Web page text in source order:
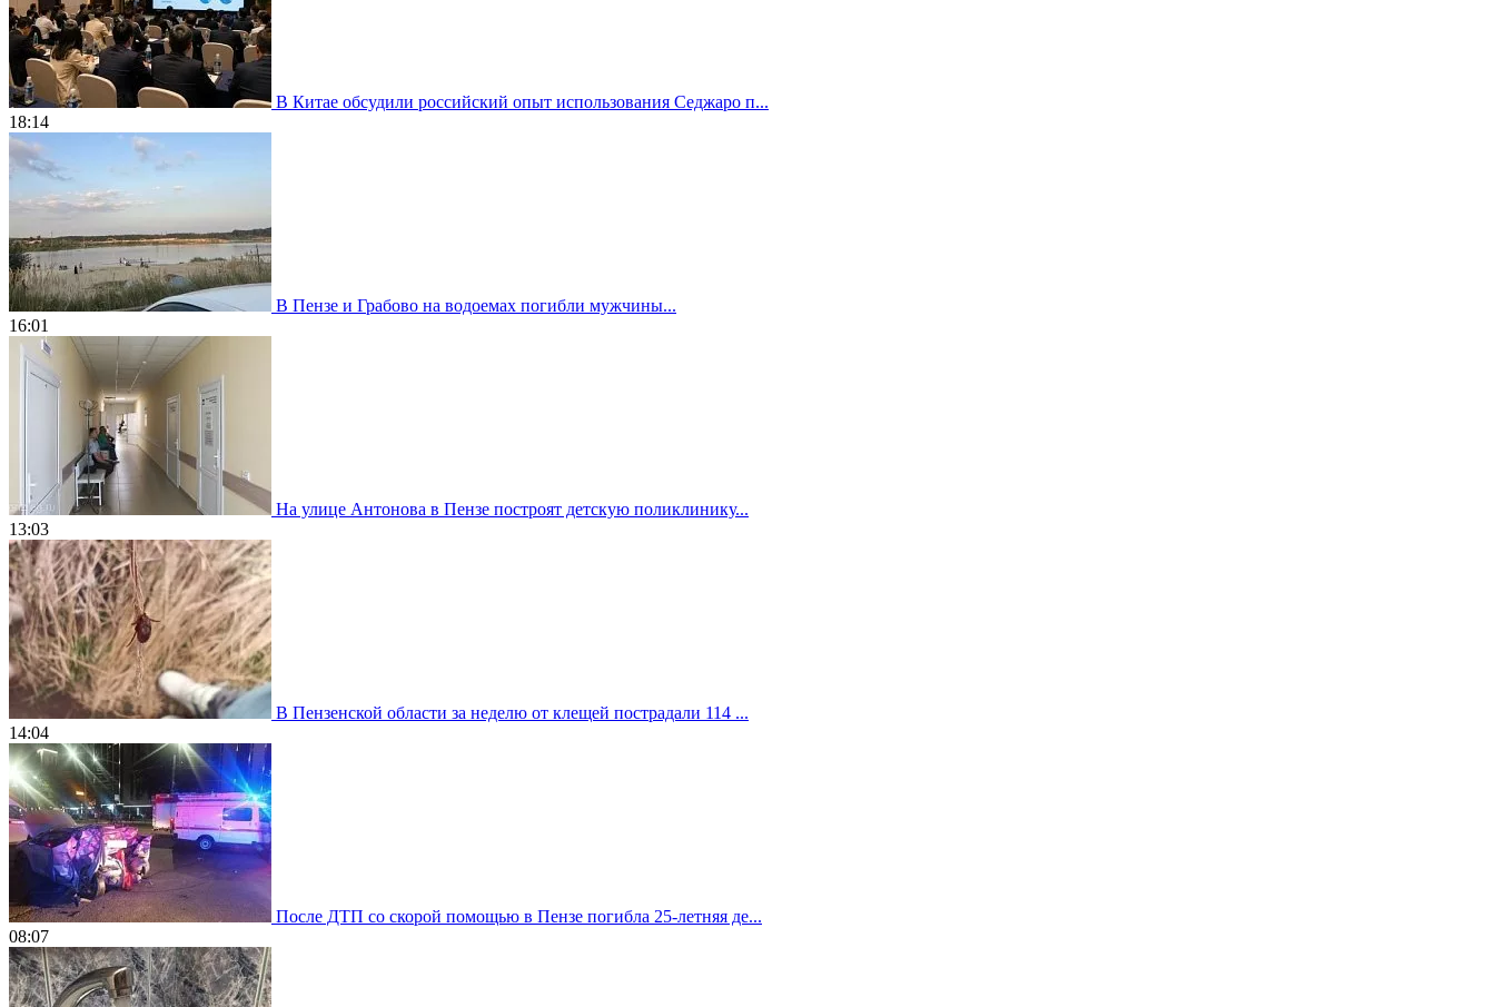
В Китае обсудили российский опыт использования Седжаро п...
18:14
В Пензе и Грабово на водоемах погибли мужчины...
16:01
На улице Антонова в Пензе построят детскую поликлинику...
13:03
В Пензенской области за неделю от клещей пострадали 114 ...
14:04
После ДТП со скорой помощью в Пензе погибла 25-летняя де...
08:07